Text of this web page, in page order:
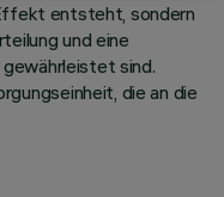
entsteht, sondern
und eine
sind.
die an die